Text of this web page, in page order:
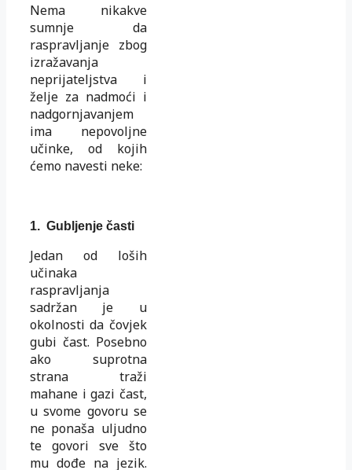
Nema nikakve
sumnje da
raspravljanje zbog
izražavanja
neprijateljstva i
želje za nadmoći i
nadgornjavanjem
ima nepovoljne
učinke, od kojih
ćemo navesti neke:
1. Gubljenje časti
Jedan od loših
učinaka
raspravljanja
sadržan je u
okolnosti da čovjek
gubi čast. Posebno
ako suprotna
strana traži
mahane i gazi čast,
u svome govoru se
ne ponaša uljudno
te govori sve što
mu dođe na jezik.